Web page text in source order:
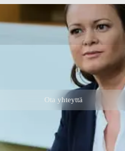
Ota yhteyttä